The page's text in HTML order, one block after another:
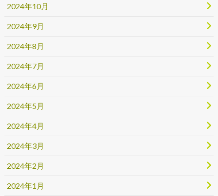
2024年10月
2024年9月
2024年8月
2024年7月
2024年6月
2024年5月
2024年4月
2024年3月
2024年2月
2024年1月